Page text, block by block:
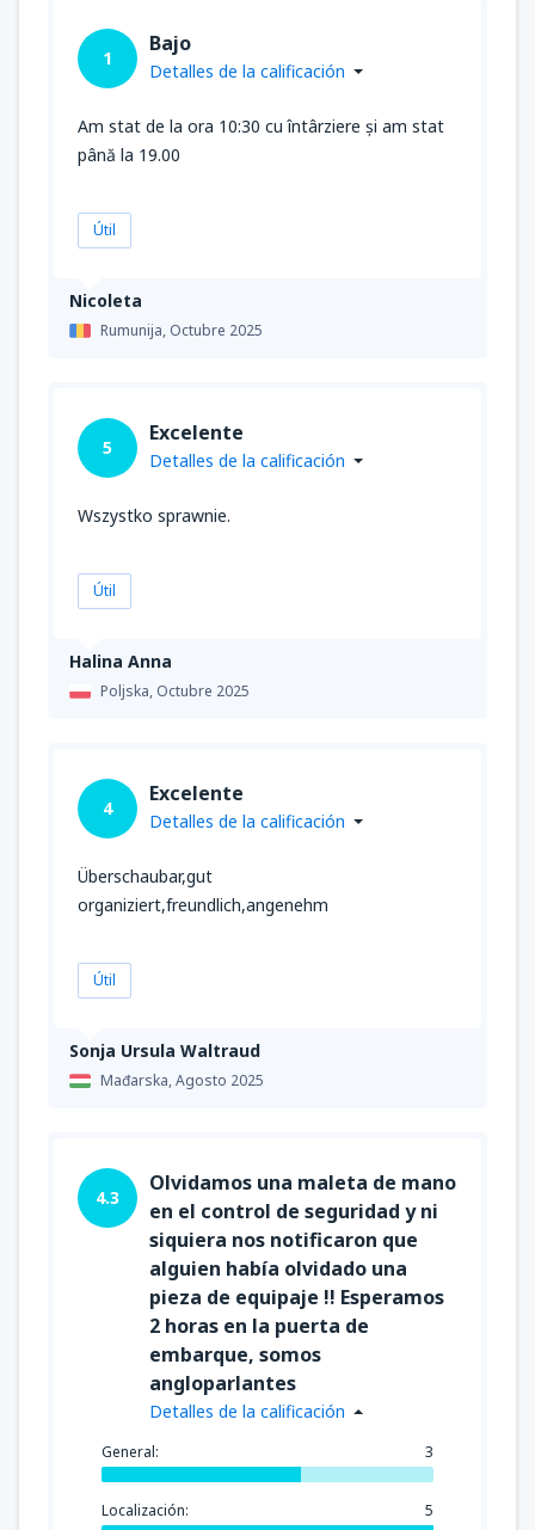
Nicoleta
Rumunija, Octubre 2025
1
Bajo
Detalles de la calificación
Am stat de la ora 10:30 cu întârziere și am stat
până la 19.00
Útil
Halina Anna
Poljska, Octubre 2025
5
Excelente
Detalles de la calificación
Wszystko sprawnie.
Útil
Sonja Ursula Waltraud
Mađarska,Agosto 2025
4
Excelente
Detalles de la calificación
Überschaubar,gut
organiziert,freundlich,angenehm
Útil
4.3
Olvidamos una maleta de mano
en el control de seguridad y ni
siquiera nos notificaron que
alguien había olvidado una
pieza de equipaje !! Esperamos
2 horas en la puerta de
embarque, somos
angloparlantes
Detalles de la calificación
General: 3
Localización: 5